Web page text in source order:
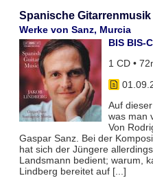
Spanische Gitarrenmusik
Werke von Sanz, Murcia
BIS BIS-
1 CD •
Auf
was man
Von
Gaspar Sanz. Bei der
hat sich der Jüngere
Landsmann bedient; warum,
Lindberg bereitet auf [...]